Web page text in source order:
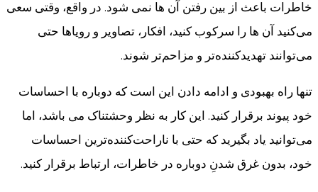
خاطرات باعث از بین رفتن آن ها نمی شود. در واقع، وقتی سعی
می‌کنید آن ها را سرکوب کنید، افکار، تصاویر و رویاها حتی
می‌توانند تهدیدکننده‌تر و مزاحم‌تر شوند.
تنها راه بهبودی و ادامه دادن این است که دوباره با احساسات
خود پیوند برقرار کنید. این کار به نظر وحشتناک می باشد، اما
می‌توانید یاد بگیرید که حتی با ناراحت‌کننده‌ترین احساسات
خود، بدون غرق شدنِ دوباره در خاطرات، ارتباط برقرار کنید.